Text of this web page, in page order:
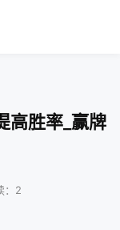
高胜率_赢牌
：2